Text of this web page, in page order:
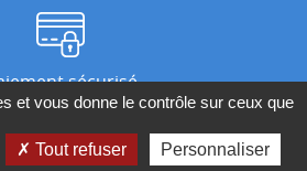
sécurisé
et vous donne le contrôle sur ceux que
Tout refuser Personnaliser